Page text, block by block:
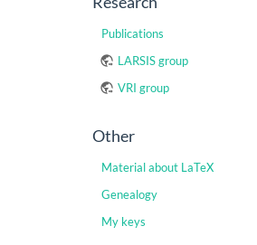
Publications
LARSIS group
VRI group
Other
Material about LaTeX
Genealogy
My keys